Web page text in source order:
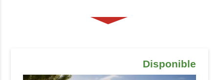
Disponible